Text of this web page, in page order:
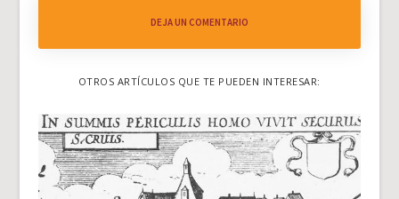
DEJA UN COMENTARIO
OTROS ARTÍCULOS QUE TE PUEDEN INTERESAR: